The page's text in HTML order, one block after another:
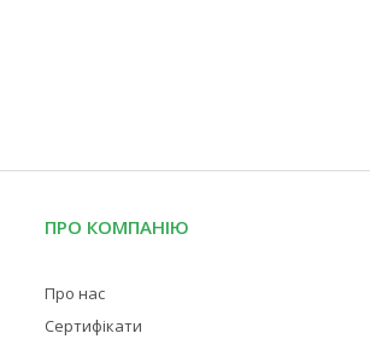
ПРО КОМПАНІЮ
Про нас
Сертифікати